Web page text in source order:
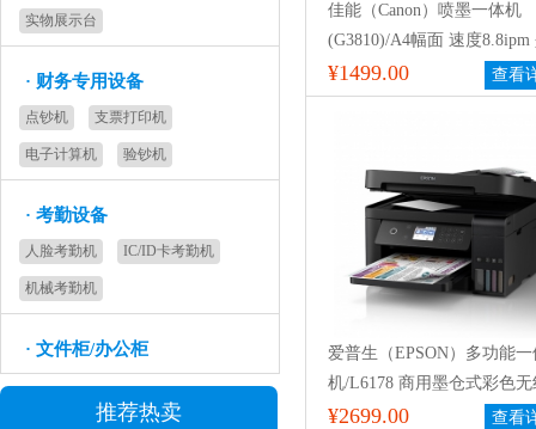
实物展示台
· 财务专用设备
点钞机 支票打印机
电子计算机 验钞机
· 考勤设备
人脸考勤机 IC/ID卡考勤机
机械考勤机
· 文件柜/办公柜
推荐热卖
佳能（Canon）喷墨一体机
(G3810)/A4幅面 速度8.8ipm
仓式 打印/复印/扫描 支持无
络打印/台
¥1499.00 查看
爱普生（EPSON）多功能一
机/L6178 商用墨仓式彩色无
功能一体机 （打印 复印 扫
¥2699.00 查看